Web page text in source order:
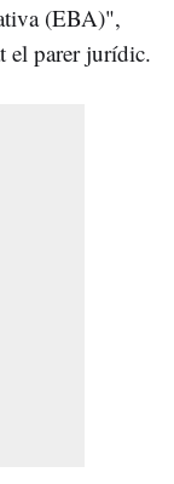
(EBA)",
el parer jurídic.